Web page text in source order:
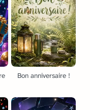
Bon anniversaire !